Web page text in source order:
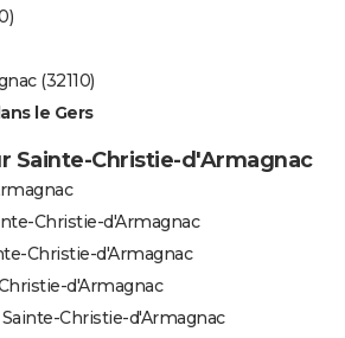
(32110)
le Gers
Sainte-Christie-d'Armagnac
Christie-d'Armagnac
Christie-d'Armagnac
d'Armagnac
Christie-d'Armagnac